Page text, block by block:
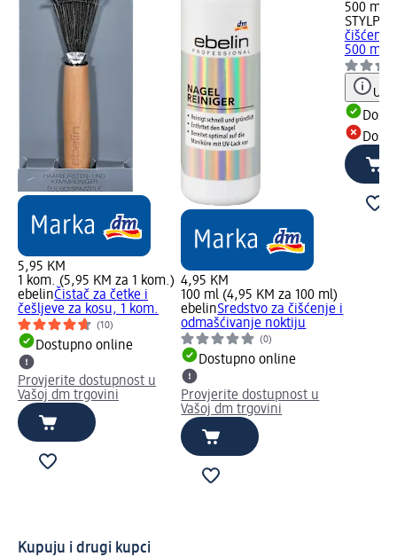
5,95 KM
1 kom. (5,95 KM za 1 kom.)
ebelinČistač za četke i
češljeve za kosu, 1 kom.
(10)
Dostupno online
Provjerite dostupnost u
Vašoj dm trgovini
4,95 KM
100 ml (4,95 KM za 100 ml)
ebelinSredstvo za čišćenje i
odmašćivanje noktiju
(0)
Dostupno online
Provjerite dostupnost u
Vašoj dm trgovini
500 ml
STYLPRO
čišćenje
500 ml
Kupuju i drugi kupci